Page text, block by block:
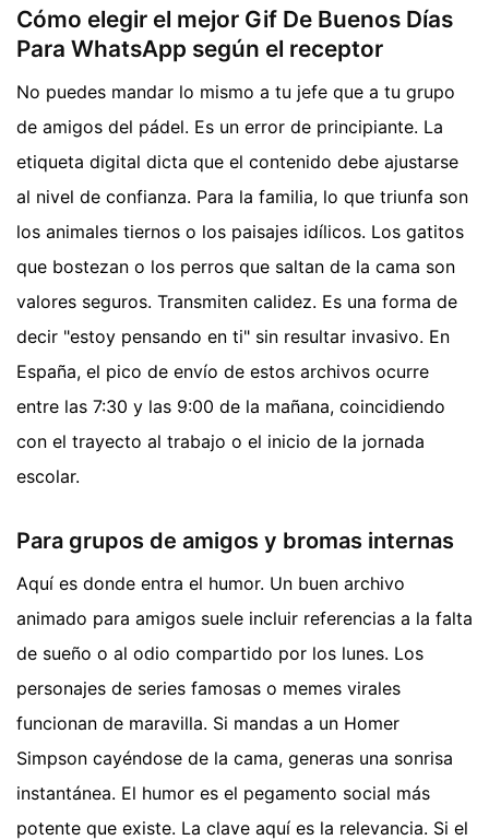
Cómo elegir el mejor Gif De Buenos Días
Para WhatsApp según el receptor
No puedes mandar lo mismo a tu jefe que a tu grupo
de amigos del pádel. Es un error de principiante. La
etiqueta digital dicta que el contenido debe ajustarse
al nivel de confianza. Para la familia, lo que triunfa son
los animales tiernos o los paisajes idílicos. Los gatitos
que bostezan o los perros que saltan de la cama son
valores seguros. Transmiten calidez. Es una forma de
decir "estoy pensando en ti" sin resultar invasivo. En
España, el pico de envío de estos archivos ocurre
entre las 7:30 y las 9:00 de la mañana, coincidiendo
con el trayecto al trabajo o el inicio de la jornada
escolar.
Para grupos de amigos y bromas internas
Aquí es donde entra el humor. Un buen archivo
animado para amigos suele incluir referencias a la falta
de sueño o al odio compartido por los lunes. Los
personajes de series famosas o memes virales
funcionan de maravilla. Si mandas a un Homer
Simpson cayéndose de la cama, generas una sonrisa
instantánea. El humor es el pegamento social más
potente que existe. La clave aquí es la relevancia. Si el